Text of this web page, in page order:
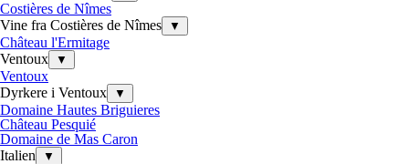
Costières de Nîmes
Vine fra Costières de Nîmes
▼
Château l'Ermitage
Ventoux
▼
Ventoux
Dyrkere i Ventoux
▼
Domaine Hautes Briguieres
Château Pesquié
Domaine de Mas Caron
Italien
▼